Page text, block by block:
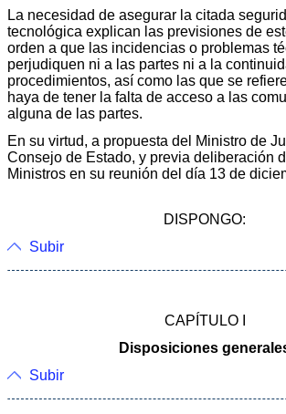
La necesidad de asegurar la citada
tecnológica explican las previsiones de
orden a que las incidencias o problemas
perjudiquen ni a las partes ni a la
procedimientos, así como las que se
haya de tener la falta de acceso a las
alguna de las partes.
En su virtud, a propuesta del Ministro de
Consejo de Estado, y previa deliberación
Ministros en su reunión del día 13 de
DISPONGO:
Subir
CAPÍTULO I
Disposiciones
Subir